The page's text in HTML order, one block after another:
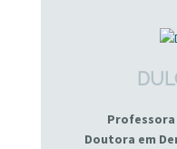
Doutora em